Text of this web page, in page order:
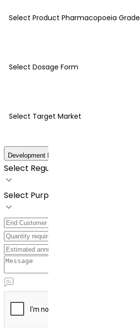
Select Product Pharmacopoeia Grade
Select Dosage Form
Select Target Market
Development Details
Select Regulatory Requirements
Select Purpose